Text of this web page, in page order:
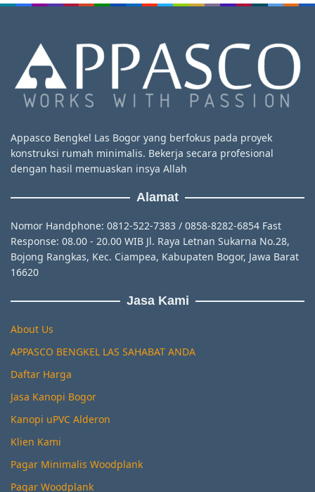
Appasco Bengkel Las Bogor yang berfokus pada proyek
konstruksi rumah minimalis. Bekerja secara profesional
dengan hasil memuaskan insya Allah
Alamat
Nomor Handphone: 0812-522-7383 / 0858-8282-6854 Fast
Response: 08.00 - 20.00 WIB Jl. Raya Letnan Sukarna No.28,
Bojong Rangkas, Kec. Ciampea, Kabupaten Bogor, Jawa Barat
16620
Jasa Kami
About Us
APPASCO BENGKEL LAS SAHABAT ANDA
Daftar Harga
Jasa Kanopi Bogor
Kanopi uPVC Alderon
Klien Kami
Pagar Minimalis Woodplank
Pagar Woodplank